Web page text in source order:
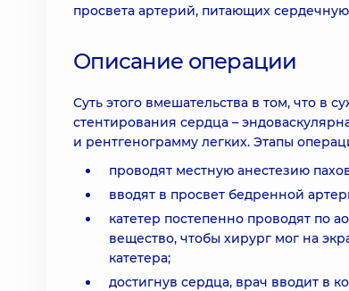
просвета артерий, питающих
Описание операции
Суть этого вмешательства в том, что в
стентирования сердца –
и рентгенограмму легких. Этапы
проводят местную анестезию
вводят в просвет бедренной
катетер постепенно проводят по
вещество, чтобы хирург мог на
катетера;
достигнув сердца, врач вводит в